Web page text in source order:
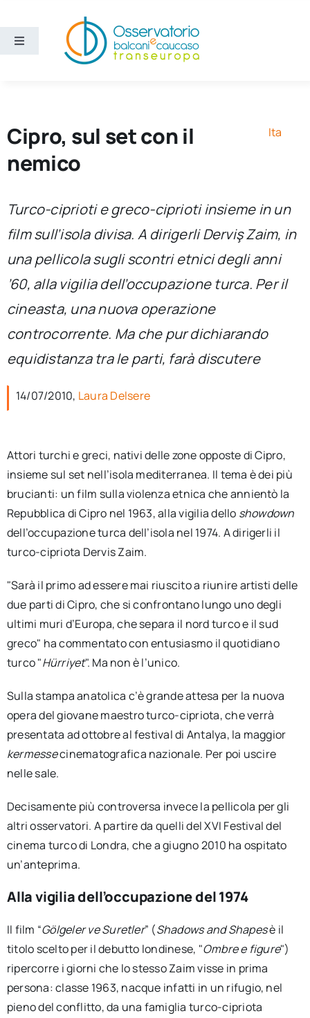
contenuto
Toggle
Ricerca e divulgazione
Sezioni
Chi siamo
per:
Newsletter
Ita
Cipro, sul set con il
nemico
Ita
Turco-ciprioti e greco-ciprioti insieme in un
film sull’isola divisa. A dirigerli Derviş Zaim, in
una pellicola sugli scontri etnici degli anni
’60, alla vigilia dell’occupazione turca. Per il
cineasta, una nuova operazione
controcorrente. Ma che pur dichiarando
equidistanza tra le parti, farà discutere
14/07/2010, Laura Delsere
Attori turchi e greci, nativi delle zone opposte di Cipro,
insieme sul set nell’isola mediterranea. Il tema è dei più
brucianti: un film sulla violenza etnica che annientò la
Repubblica di Cipro nel 1963, alla vigilia dello showdown
dell’occupazione turca dell’isola nel 1974. A dirigerli il
turco-cipriota Dervis Zaim.
"Sarà il primo ad essere mai riuscito a riunire artisti delle
due parti di Cipro, che si confrontano lungo uno degli
ultimi muri d’Europa, che separa il nord turco e il sud
greco" ha commentato con entusiasmo il quotidiano
turco "Hürriyet". Ma non è l’unico.
Sulla stampa anatolica c’è grande attesa per la nuova
opera del giovane maestro turco-cipriota, che verrà
presentata ad ottobre al festival di Antalya, la maggior
kermessecinematografica nazionale. Per poi uscire
nelle sale.
Decisamente più controversa invece la pellicola per gli
altri osservatori. A partire da quelli del XVI Festival del
cinema turco di Londra, che a giugno 2010 ha ospitato
un’anteprima.
Alla vigilia dell’occupazione del 1974
Il film “Gölgeler ve Suretler” (Shadows and Shapesè il
titolo scelto per il debutto londinese, "Ombre e figure")
ripercorre i giorni che lo stesso Zaim visse in prima
persona: classe 1963, nacque infatti in un rifugio, nel
pieno del conflitto, da una famiglia turco-cipriota